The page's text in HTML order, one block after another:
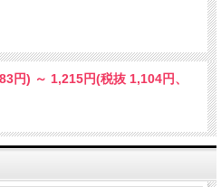
像信号や音声信号を伝送する用途では、イ
をご利用ください。当ケーブルは映像信号
保証しておりませんので、ご注意くださ
は100mまでです。
順次切替をしております。システム都合
場合がありますのでご了承願います。）
円) ～ 1,215円(税抜 1,104円、